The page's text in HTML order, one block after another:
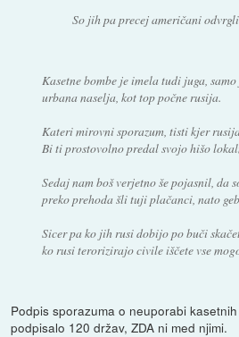
So jih pa precej američani
Kasetne bombe je imela tudi juga,
urbana naselja, kot top počne rusija.
Kateri mirovni sporazum, tisti kjer
Bi ti prostovolno predal svojo hišo
Sedaj nam boš verjetno še pojasnil, da
preko prehoda šli tuji plačanci, nato
Sicer pa ko jih rusi dobijo po buči
ko rusi terorizirajo civile iščete vse
Podpis sporazuma o neuporabi
podpisalo 120 držav, ZDA ni med njimi.